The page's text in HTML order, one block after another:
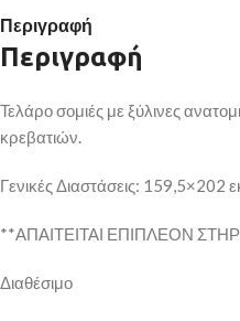
Περιγραφή
Περιγραφή
Τελάρο σομιές με ξύλινες
κρεβατιών.
Γενικές Διαστάσεις: 159,5×202
**ΑΠΑΙΤΕΙΤΑΙ ΕΠΙΠΛΕΟΝ
Διαθέσιμο